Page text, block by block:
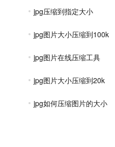
jpg压缩到指定大小
jpg图片大小压缩到100k
jpg图片在线压缩工具
jpg图片大小压缩到20k
jpg如何压缩图片的大小